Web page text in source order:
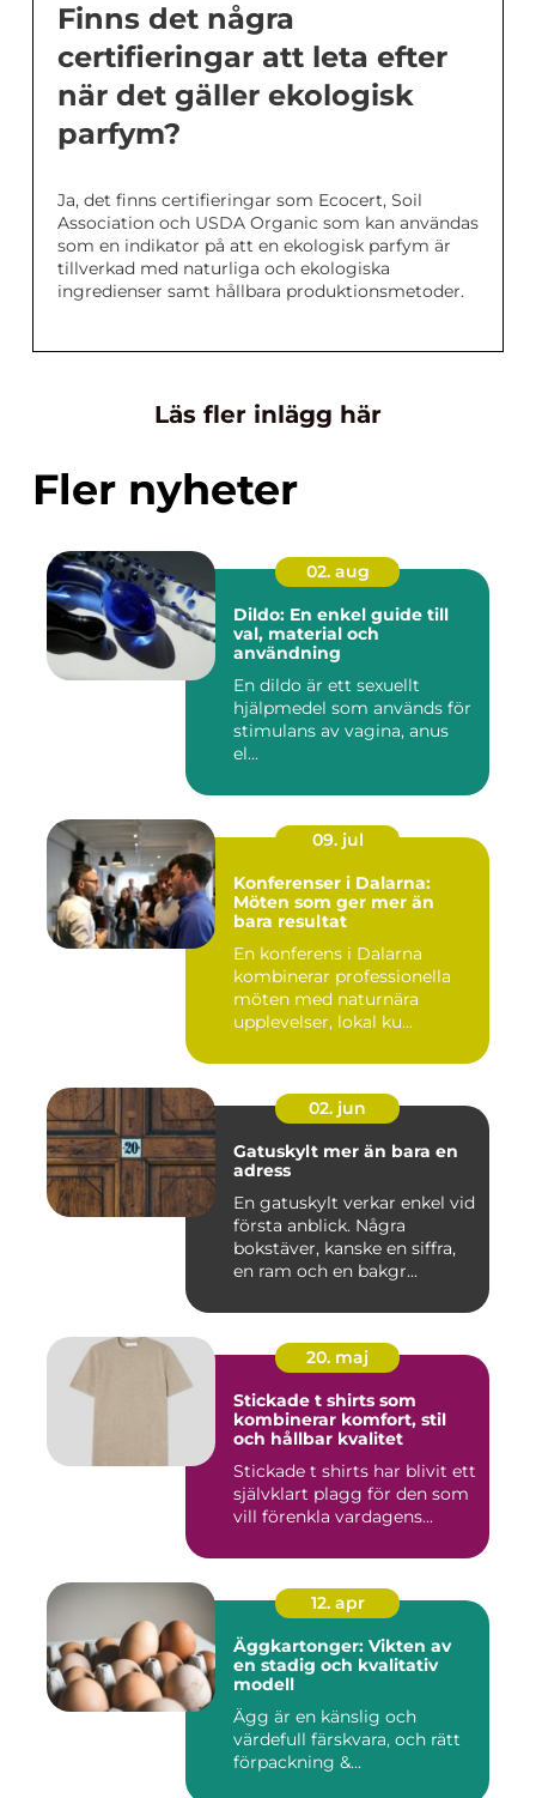
Finns det några
certifieringar att leta efter
när det gäller ekologisk
parfym?
Ja, det finns certifieringar som Ecocert, Soil
Association och USDA Organic som kan användas
som en indikator på att en ekologisk parfym är
tillverkad med naturliga och ekologiska
ingredienser samt hållbara produktionsmetoder.
Läs fler inlägg här
Fler nyheter
02. aug
Dildo: En enkel guide till
val, material och
användning
En dildo är ett sexuellt
hjälpmedel som används för
stimulans av vagina, anus
el...
09. jul
Konferenser i Dalarna:
Möten som ger mer än
bara resultat
En konferens i Dalarna
kombinerar professionella
möten med naturnära
upplevelser, lokal ku...
02. jun
Gatuskylt mer än bara en
adress
En gatuskylt verkar enkel vid
första anblick. Några
bokstäver, kanske en siffra,
en ram och en bakgr...
20. maj
Stickade t shirts som
kombinerar komfort, stil
och hållbar kvalitet
Stickade t shirts har blivit ett
självklart plagg för den som
vill förenkla vardagens...
12. apr
Äggkartonger: Vikten av
en stadig och kvalitativ
modell
Ägg är en känslig och
värdefull färskvara, och rätt
förpackning &...